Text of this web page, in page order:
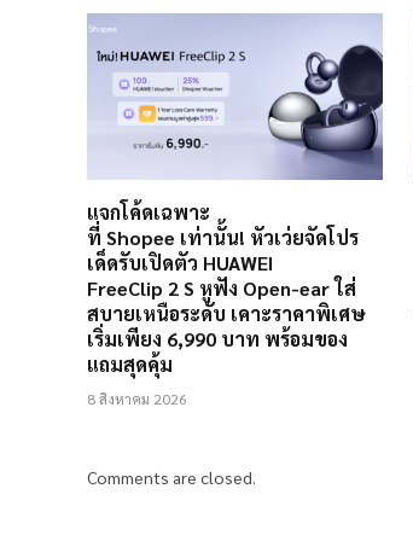
แจกโค้ดเฉพาะ
ที่ Shopee เท่านั้น! หัวเว่ยจัดโปร
เด็ดรับเปิดตัว HUAWEI
FreeClip 2 S หูฟัง Open-ear ใส่
สบายเหนือระดับ เคาะราคาพิเศษ
เริ่มเพียง 6,990 บาท พร้อมของ
แถมสุดคุ้ม
8 สิงหาคม 2026
Comments are closed.